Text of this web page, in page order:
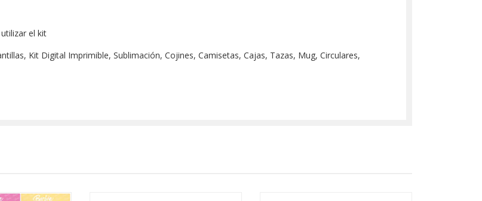
el kit
Kit Digital Imprimible, Sublimación, Cojines, Camisetas, Cajas, Tazas, Mug, Circulares,